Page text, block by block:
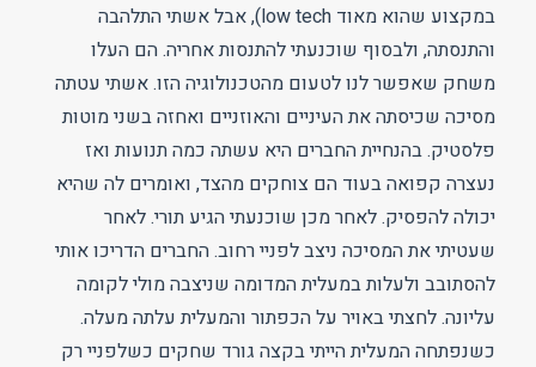
במקצוע שהוא מאוד low tech), אבל אשתי התלהבה
והתנסתה, ולבסוף שוכנעתי להתנסות אחריה. הם העלו
משחק שאפשר לנו לטעום מהטכנולוגיה הזו. אשתי עטתה
מסיכה שכיסתה את העיניים והאוזניים ואחזה בשני מוטות
פלסטיק. בהנחיית החברים היא עשתה כמה תנועות ואז
נעצרה קפואה בעוד הם צוחקים מהצד, ואומרים לה שהיא
יכולה להפסיק. לאחר מכן שוכנעתי הגיע תורי. לאחר
שעטיתי את המסיכה ניצב לפניי רחוב. החברים הדריכו אותי
להסתובב ולעלות במעלית המדומה שניצבה מולי לקומה
עליונה. לחצתי באויר על הכפתור והמעלית עלתה מעלה.
כשנפתחה המעלית הייתי בקצה גורד שחקים כשלפניי רק